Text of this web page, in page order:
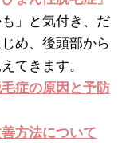
」と気付き、だ
め、後頭部から
てきます。
症の原因と予防
方法について